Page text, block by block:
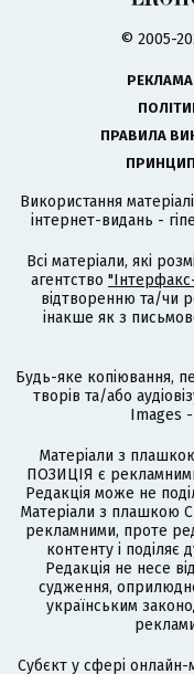
© 2005-
РЕКЛАМА
ПРАВИЛА
Використання
інтернет-видань -
Всі матеріали, які
агентство
відтворенню та/чи
інакше як з
Будь-яке копіювання,
творів та/або
Images
Матеріали з
ПОЗИЦІЯ є
Редакція може не
Матеріали з плашкою
рекламними, проте
контенту і поділяє
Редакція не несе
судження,
українським
Cубєкт у сфері онлайн-